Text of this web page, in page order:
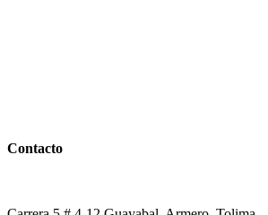
Contacto